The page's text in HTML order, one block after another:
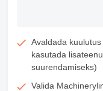
Avaldada
kasutada
suurendamiseks)
Valida